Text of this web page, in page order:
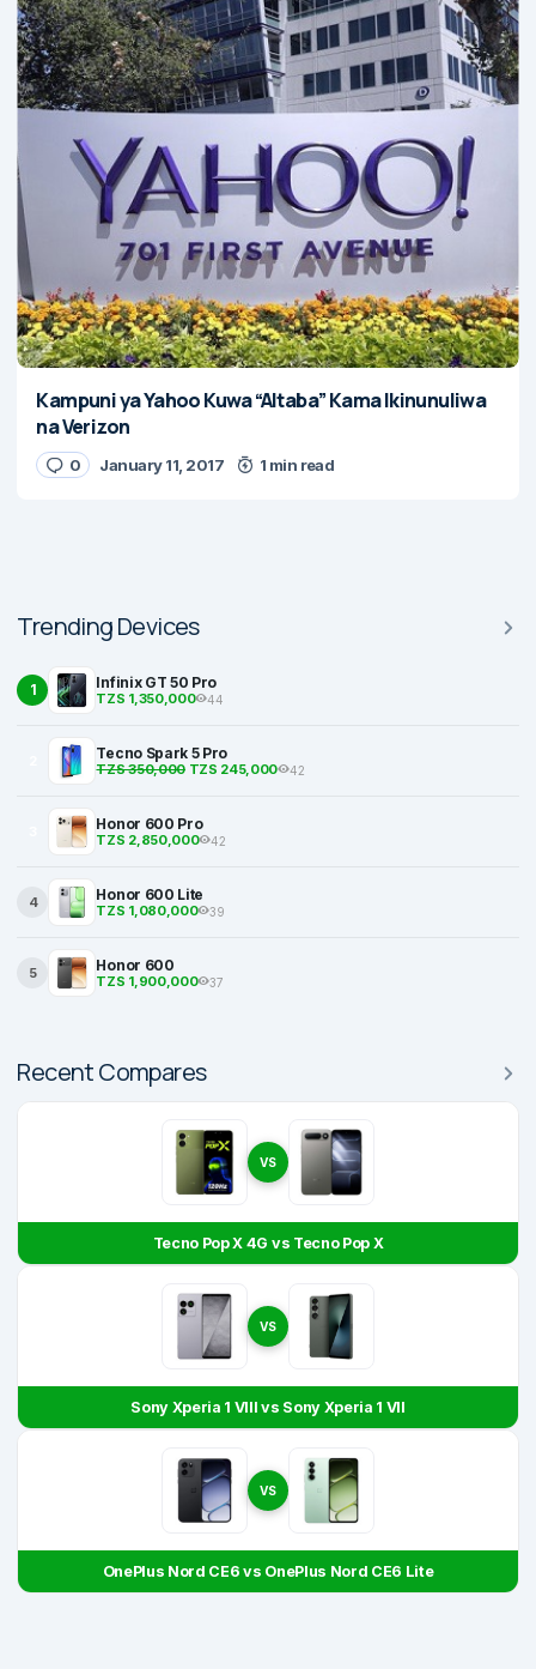
Kampuni ya Yahoo Kuwa “Altaba” Kama Ikinunuliwa
na Verizon
0 January 11, 2017 1 min read
Trending Devices
1 Infinix GT 50 Pro
TZS 1,350,000 44
Tecno Spark 5 Pro
TZS 350,000TZS 245,000 42
Honor 600 Pro
TZS 2,850,000 42
4 Honor 600 Lite
TZS 1,080,000 39
5 Honor 600
TZS 1,900,000 37
Recent Compares
VS
Tecno Pop X 4G vs Tecno Pop X
VS
Sony Xperia 1 VIII vs Sony Xperia 1 VII
VS
OnePlus Nord CE6 vs OnePlus Nord CE6 Lite